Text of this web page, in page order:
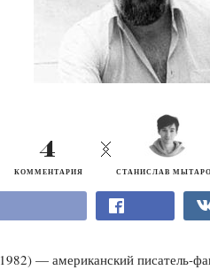
СТАНИСЛАВ
4
КОММЕНТАРИЯ
1982) — американский писатель-